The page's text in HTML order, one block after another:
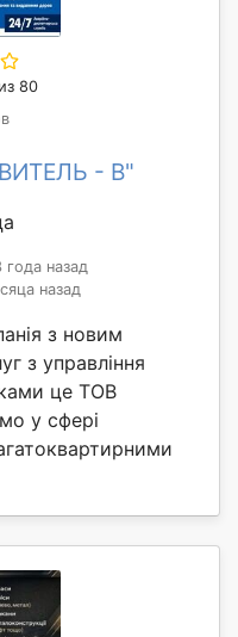
80
- В"
года назад
назад
з новим
з управління
це ТОВ
у сфері